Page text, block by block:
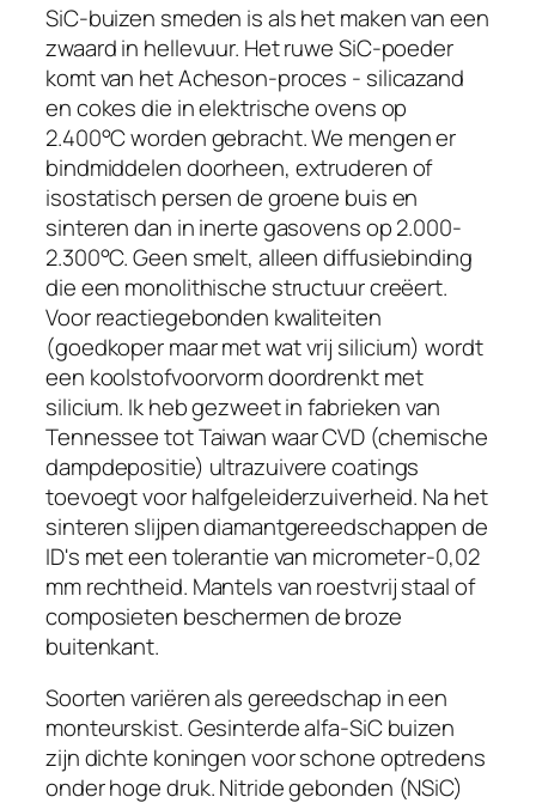
SiC-buizen smeden is als het maken van een
zwaard in hellevuur. Het ruwe SiC-poeder
komt van het Acheson-proces - silicazand
en cokes die in elektrische ovens op
2.400°C worden gebracht. We mengen er
bindmiddelen doorheen, extruderen of
isostatisch persen de groene buis en
sinteren dan in inerte gasovens op 2.000-
2.300°C. Geen smelt, alleen diffusiebinding
die een monolithische structuur creëert.
Voor reactiegebonden kwaliteiten
(goedkoper maar met wat vrij silicium) wordt
een koolstofvoorvorm doordrenkt met
silicium. Ik heb gezweet in fabrieken van
Tennessee tot Taiwan waar CVD (chemische
dampdepositie) ultrazuivere coatings
toevoegt voor halfgeleiderzuiverheid. Na het
sinteren slijpen diamantgereedschappen de
ID's met een tolerantie van micrometer-0,02
mm rechtheid. Mantels van roestvrij staal of
composieten beschermen de broze
buitenkant.
Soorten variëren als gereedschap in een
monteurskist. Gesinterde alfa-SiC buizen
zijn dichte koningen voor schone optredens
onder hoge druk. Nitride gebonden (NSiC)